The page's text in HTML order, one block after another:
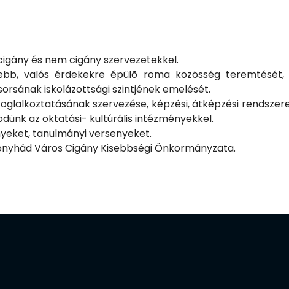
és nem cigány szervezetekkel.
valós érdekekre épülõ roma közösség teremtését,
iskolázottsági szintjének emelését.
szervezése, képzési, átképzési
az oktatási- kultúrális intézményekkel.
tanulmányi versenyeket.
Város Cigány Kisebbségi Önkormányzata.